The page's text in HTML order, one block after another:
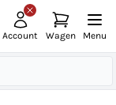
Account Wagen Menu